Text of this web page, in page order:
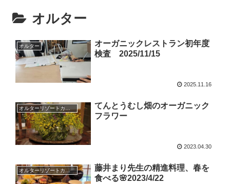
オルター
オルター
オーガニックレストラン初年度
検査 2025/11/15
2025.11.16
てんとうむし畑のオーガニック
フラワー
2023.04.30
オルターリゾートカナン
藤井まり先生の精進料理、春を
食べる🌸2023/4/22